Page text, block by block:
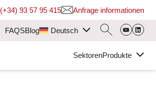
(+34) 93 57 95 415 Anfrage informationen
FAQSBlog Deutsch
SektorenProdukte